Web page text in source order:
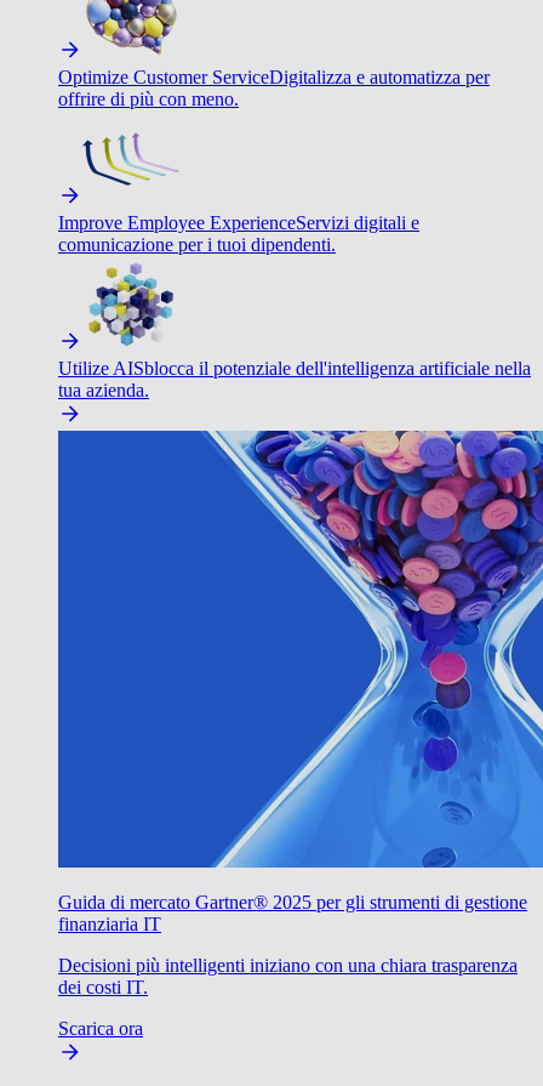
Optimize Customer ServiceDigitalizza e automatizza per
offrire di più con meno.
Improve Employee ExperienceServizi digitali e
comunicazione per i tuoi dipendenti.
Utilize AISblocca il potenziale dell'intelligenza artificiale nella
tua azienda.
Guida di mercato Gartner® 2025 per gli strumenti di gestione
finanziaria IT
Decisioni più intelligenti iniziano con una chiara trasparenza
dei costi IT.
Scarica ora